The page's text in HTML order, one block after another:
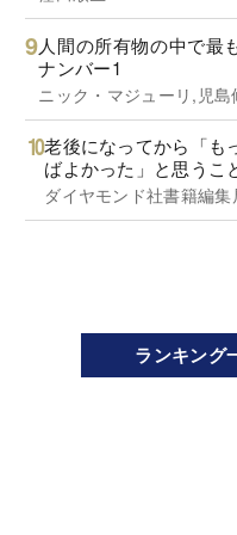
人間の所有物の中で最
ナンバー1
ニック・マジューリ,児島
老後になってから「も
ばよかった」と思うこ
ダイヤモンド社書籍編集
ランキング